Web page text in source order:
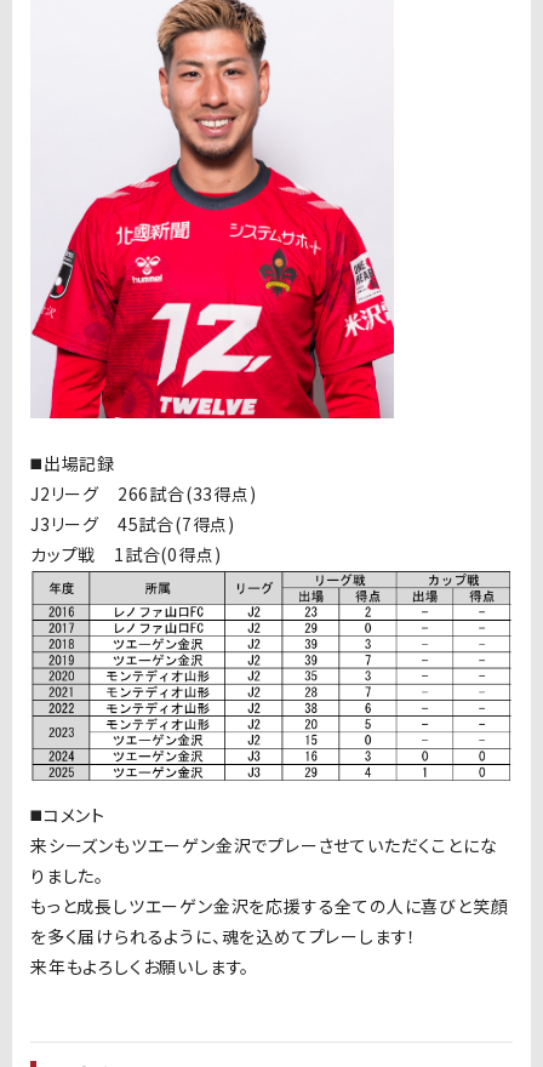
◼️出場記録
J2リーグ 266試合(33得点)
J3リーグ 45試合(7得点)
カップ戦 1試合(0得点)
◼️コメント
来シーズンもツエーゲン金沢でプレーさせていただくことにな
りました。
もっと成長しツエーゲン金沢を応援する全ての人に喜びと笑顔
を多く届けられるように、魂を込めてプレーします！
来年もよろしくお願いします。